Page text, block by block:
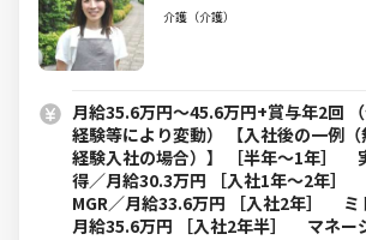
介護（介護）
月給35.6万円～45.6万円+賞与年2回 （
経験等により変動） 【入社後の一例
経験入社の場合）】 ［半年～1年］
得／月給30.3万円 ［入社1年～2年］
MGR／月給33.6万円 ［入社2年］ ミ
月給35.6万円 ［入社2年半］ マネー